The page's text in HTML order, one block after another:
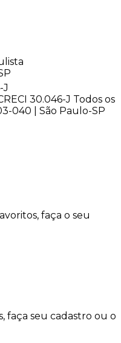
J
30.046-J Todos os
040 | São Paulo-SP
faça o seu
faça seu cadastro ou o